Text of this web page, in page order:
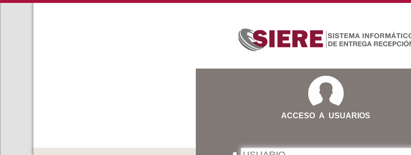
ACCESO A USUARIOS